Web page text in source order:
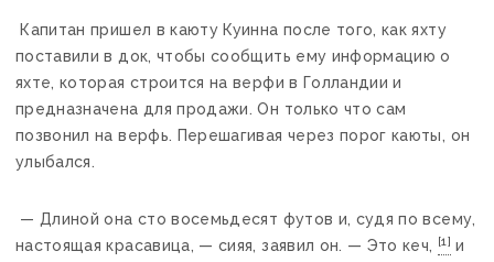
Капитан пришел в каюту Куинна после того, как яхту
поставили в док, чтобы сообщить ему информацию о
яхте, которая строится на верфи в Голландии и
предназначена для продажи. Он только что сам
позвонил на верфь. Перешагивая через порог каюты, он
улыбался.
— Длиной она сто восемьдесят футов и, судя по всему,
настоящая красавица, — сияя, заявил он. — Это кеч, [1] и